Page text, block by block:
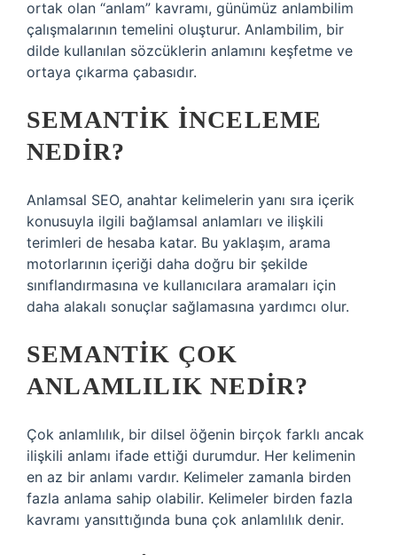
ortak olan “anlam” kavramı, günümüz anlambilim
çalışmalarının temelini oluşturur. Anlambilim, bir
dilde kullanılan sözcüklerin anlamını keşfetme ve
ortaya çıkarma çabasıdır.
SEMANTIK INCELEME
NEDIR?
Anlamsal SEO, anahtar kelimelerin yanı sıra içerik
konusuyla ilgili bağlamsal anlamları ve ilişkili
terimleri de hesaba katar. Bu yaklaşım, arama
motorlarının içeriği daha doğru bir şekilde
sınıflandırmasına ve kullanıcılara aramaları için
daha alakalı sonuçlar sağlamasına yardımcı olur.
SEMANTIK ÇOK
ANLAMLILIK NEDIR?
Çok anlamlılık, bir dilsel öğenin birçok farklı ancak
ilişkili anlamı ifade ettiği durumdur. Her kelimenin
en az bir anlamı vardır. Kelimeler zamanla birden
fazla anlama sahip olabilir. Kelimeler birden fazla
kavramı yansıttığında buna çok anlamlılık denir.